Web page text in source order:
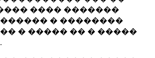
���� �������
� ��������
� ����� �� � �����